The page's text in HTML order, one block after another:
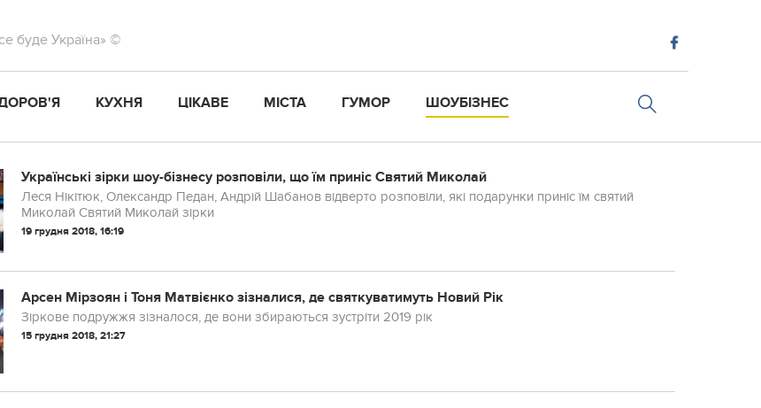
буде Україна» ©
КУХНЯ ЦІКАВЕ МІСТА ГУМОР ШОУБІЗНЕС
Українські зірки шоу-бізнесу розповіли, що їм приніс Святий Миколай
Леся Нікітюк, Олександр Педан, Андрій Шабанов відверто розповіли, які подарунки приніс їм святий
Миколай Святий Миколай зірки
19 грудня 2018, 16:19
Арсен Мірзоян і Тоня Матвієнко зізналися, де святкуватимуть Новий Рік
Зіркове подружжя зізналося, де вони збираються зустріти 2019 рік
15 грудня 2018, 21:27